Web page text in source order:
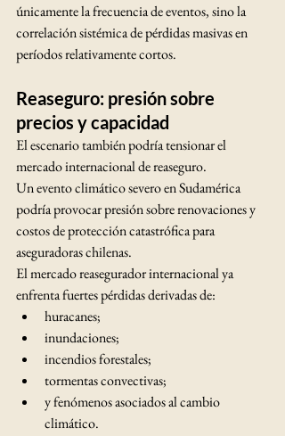
únicamente la frecuencia de eventos, sino la
correlación sistémica de pérdidas masivas en
períodos relativamente cortos.
Reaseguro: presión sobre
precios y capacidad
El escenario también podría tensionar el
mercado internacional de reaseguro.
Un evento climático severo en Sudamérica
podría provocar presión sobre renovaciones y
costos de protección catastrófica para
aseguradoras chilenas.
El mercado reasegurador internacional ya
enfrenta fuertes pérdidas derivadas de:
huracanes;
inundaciones;
incendios forestales;
tormentas convectivas;
y fenómenos asociados al cambio
climático.